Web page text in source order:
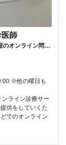
医師
のオンライン問診
※他の曜日も
ライン診療サー
供をしていくた
でのオンライン